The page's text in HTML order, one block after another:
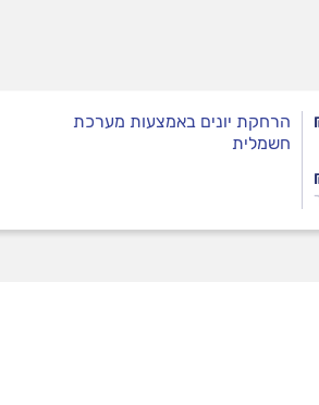
הרחקת יונים באמצעות מערכת
חשמלית